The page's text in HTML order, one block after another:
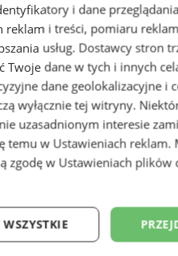
w Tychach
do -70%!
www - Tychy
- codziennie nowe
i dane
reklam i treści, pomiaru
usług. Dostawcy stron
Twoje dane w tych i innych
dane geolokalizacyjne i
wyłącznie tej witryny.
uzasadnionym interesie
temu w Ustawieniach reklam.
zgodę w Ustawieniach plików
WSZYSTKIE